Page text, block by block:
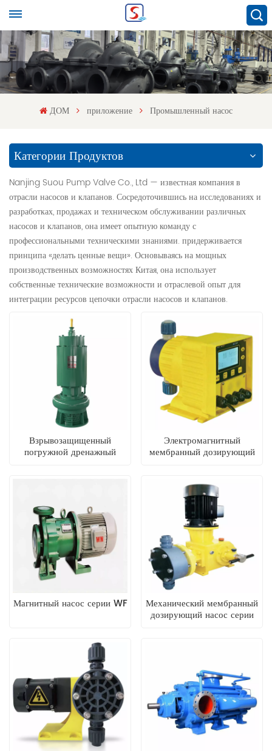
ДОМ приложение Промышленный насос
Категории Продуктов
Nanjing Suou Pump Valve Co., Ltd — известная компания в
отрасли насосов и клапанов. Сосредоточившись на исследованиях и
разработках, продажах и техническом обслуживании различных
насосов и клапанов, она имеет опытную команду с
профессиональными техническими знаниями. придерживается
принципа «делать ценные вещи». Основываясь на мощных
производственных возможностях Китая, она использует
собственные технические возможности и отраслевой опыт для
интеграции ресурсов цепочки отрасли насосов и клапанов.
Взрывозащищенный
погружной дренажный
Электромагнитный
мембранный дозирующий
Магнитный насос серии WF Механический мембранный
дозирующий насос серии